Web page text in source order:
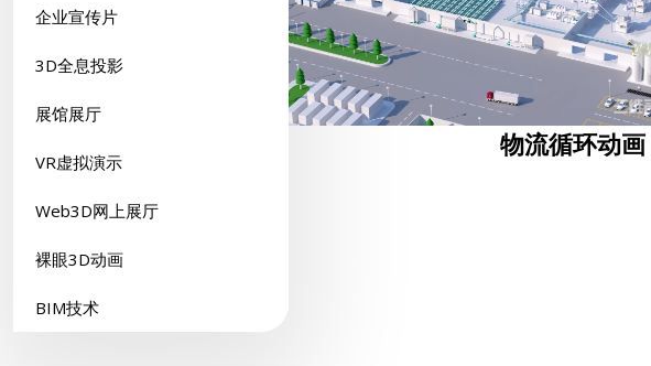
企业宣传片
3D全息投影
展馆展厅
VR虚拟演示
Web3D网上展厅
裸眼3D动画
BIM技术
物流循环动画